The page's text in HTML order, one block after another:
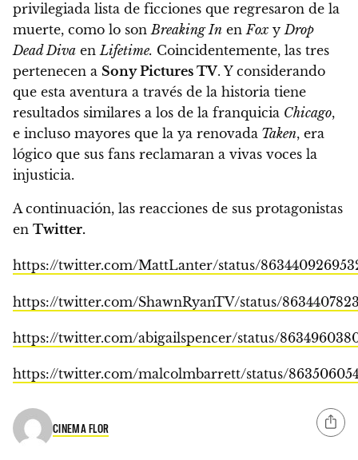
privilegiada lista de ficciones que regresaron de la
muerte, como lo sonBreaking In enFox yDrop
Dead Diva enLifetime. Coincidentemente, las tres
pertenecen a Sony Pictures TV. Y considerando
que esta aventura a través de la historia tiene
resultados similares a los de la franquicia Chicago,
e incluso mayores que la ya renovada Taken, era
lógico que sus fans reclamaran a vivas voces la
injusticia.
A continuación, las reacciones de sus protagonistas
en Twitter.
https://twitter.com/MattLanter/status/
https://twitter.com/ShawnRyanTV/status/
https://twitter.com/abigailspencer/status/
https://twitter.com/malcolmbarrett/status/
CINEMA FLOR